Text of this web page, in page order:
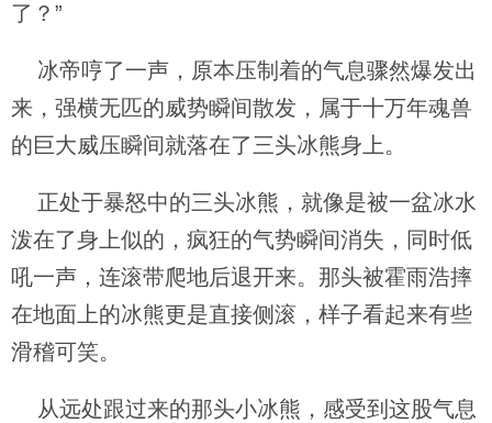
了？”
冰帝哼了一声，原本压制着的气息骤然爆发出
来，强横无匹的威势瞬间散发，属于十万年魂兽
的巨大威压瞬间就落在了三头冰熊身上。
正处于暴怒中的三头冰熊，就像是被一盆冰水
泼在了身上似的，疯狂的气势瞬间消失，同时低
吼一声，连滚带爬地后退开来。那头被霍雨浩摔
在地面上的冰熊更是直接侧滚，样子看起来有些
滑稽可笑。
从远处跟过来的那头小冰熊，感受到这股气息